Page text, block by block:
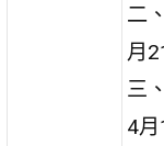
二
月
三
4